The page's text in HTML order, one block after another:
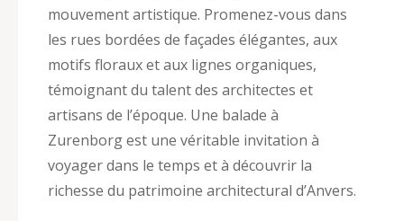
mouvement artistique. Promenez-vous dans
les rues bordées de façades élégantes, aux
motifs floraux et aux lignes organiques,
témoignant du talent des architectes et
artisans de l’époque. Une balade à
Zurenborg est une véritable invitation à
voyager dans le temps et à découvrir la
richesse du patrimoine architectural d’Anvers.